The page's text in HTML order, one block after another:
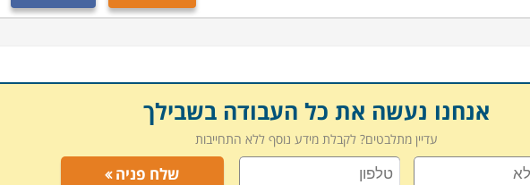
אנחנו נעשה את כל העבודה בשבילך
עדיין מתלבטים? לקבלת מידע נוסף ללא התחייבות
שלח פניה